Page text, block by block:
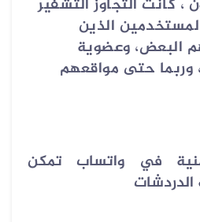
الذين
البعض، وعضوية
وربما حتى مواقعهم
في واتساب تمكن